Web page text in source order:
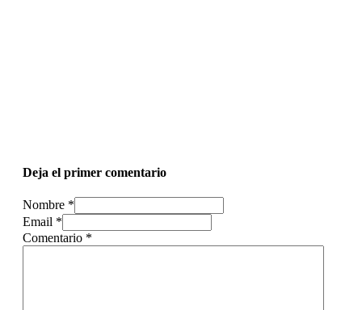
Deja el primer comentario
Nombre *
Email *
Comentario *